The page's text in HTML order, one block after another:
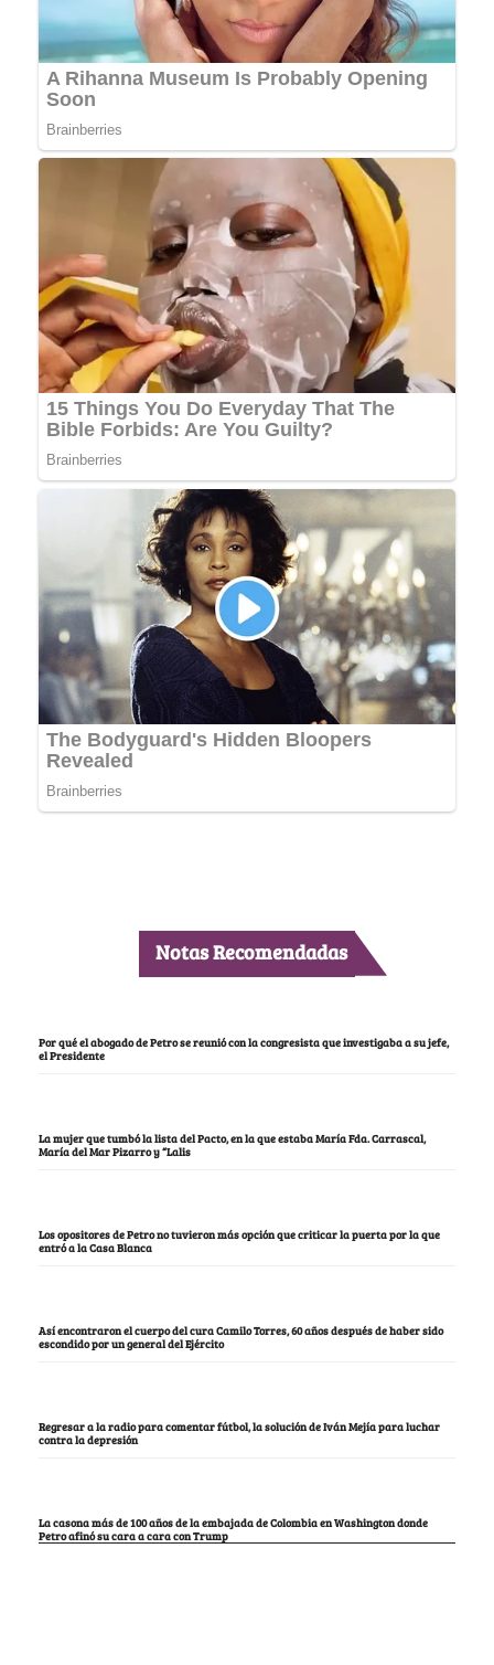
Notas Recomendadas
Por qué el abogado de Petro se reunió con la congresista que investigaba a su jefe,
el Presidente
La mujer que tumbó la lista del Pacto, en la que estaba María Fda. Carrascal,
María del Mar Pizarro y “Lalis
Los opositores de Petro no tuvieron más opción que criticar la puerta por la que
entró a la Casa Blanca
Así encontraron el cuerpo del cura Camilo Torres, 60 años después de haber sido
escondido por un general del Ejército
Regresar a la radio para comentar fútbol, la solución de Iván Mejía para luchar
contra la depresión
La casona más de 100 años de la embajada de Colombia en Washington donde
Petro afinó su cara a cara con Trump